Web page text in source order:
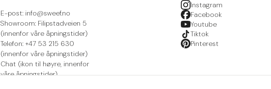
E-post: info@sweef.no
Showroom: Filipstadveien 5
(innenfor våre åpningstider)
Telefon: +47 53 215 630
(innenfor våre åpningstider)
Chat (ikon til høyre, innenfor
våre åpningstider)
Instagram
Facebook
Youtube
Tiktok
Pinterest